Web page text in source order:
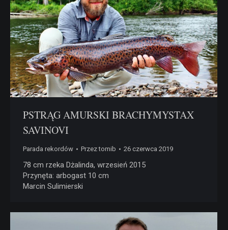
PSTRĄG AMURSKI BRACHYMYSTAX
SAVINOVI
Parada rekordów Przeztomib 26 czerwca 2019
78 cm rzeka Dżalinda, wrzesień 2015
Przynęta: arbogast 10 cm
Marcin Sulimierski